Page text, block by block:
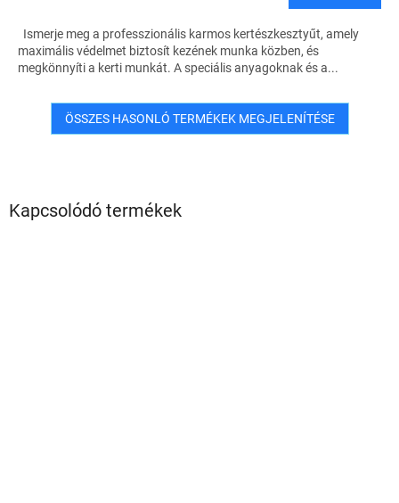
Kapcsolódó termékek
Ismerje meg a professzionális karmos kertészkesztyűt, amely
maximális védelmet biztosít kezének munka közben, és
megkönnyíti a kerti munkát. A speciális anyagoknak és a...
ÖSSZES HASONLÓ TERMÉKEK MEGJELENÍTÉSE